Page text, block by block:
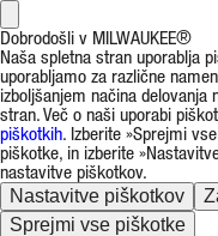
Dobrodošli v MILWAUKEE®
Naša spletna stran uporablja
uporabljamo za različne
izboljšanjem načina delovanja
stran. Več o naši uporabi
piškotkih. Izberite »Sprejmi
piškotke, in izberite
nastavitve piškotkov.
Nastavitve piškotkov
Sprejmi vse piškotke